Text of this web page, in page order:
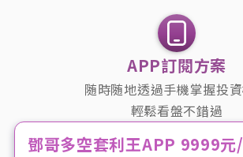
APP訂閱方案
随時随地透過手機掌握投
輕鬆看盤不錯過
鄧哥多空套利王APP 9999元